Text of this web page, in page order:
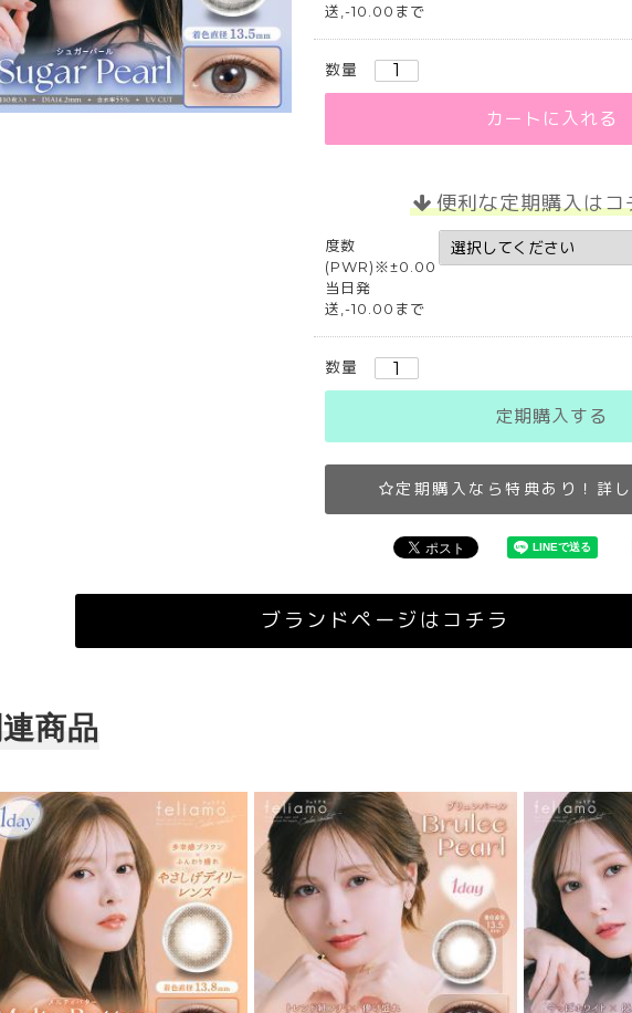
送,-10.00まで
数量
カートに入れる
便利な定期購入はコ
度数
(PWR)※±0.00
当日発
送,-10.00まで
数量
定期購入する
定期購入なら特典あり！詳
ブランドページはコチラ
商品